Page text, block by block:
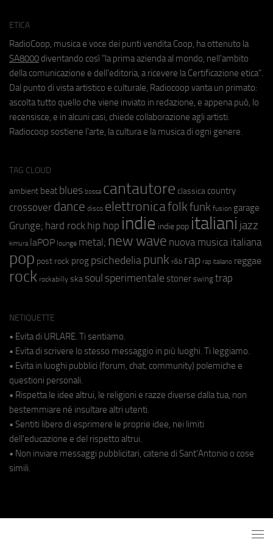
ETICA
RadioCoop, musica e voce dei punti vendita Coop, ha ottenuto la
SA8000 diventando così "la prima azienda al mondo, nell'ambito
della comunicazione e dell'editoria, a ricevere la Certificazione etica".
Dal punto di vista artistico e culturale, Radiocoop vanta un primato:
ascolta tutto quello che viene inviato in redazione, e appena può, lo
recensisce, e in alcuni casi, chiede collaborazione agli artisti.
Radiocoop sostiene l'arte, la cultura e la musica di ogni genere.
TAG CLOUD
ambient beat blues bossa cantautore classica country
crossover dance disco elettronicafolkfunk fusion garage
Grunge; hard rock hip hop indie indie pop italiani jazz
kimura laPOP lounge metal; new wave nuova musica italiana
pop post rock prog psichedeliapunk r&b rap rap italiano reggae
rock rockabilly ska soul sperimentale stoner swing trap
NETIQUETTE
• Evita di URLARE. Ti sentiamo.
• Evita di scrivere lo stesso messaggio in più luoghi. Ti leggiamo.
• Evita in luoghi pubblici (forum, chat, community) polemiche e
questioni personali.
• Rispetta le idee altrui, le religioni e razze diverse dalla tua, non
bestemmiare né insultare altri utenti.
• Sentiti libero di esprimere le proprie idee, nei limiti
dell'educazione e del rispetto altrui.
• Non inviare messaggi pubblicitari, catene di Sant'Antonio o cose
simili.